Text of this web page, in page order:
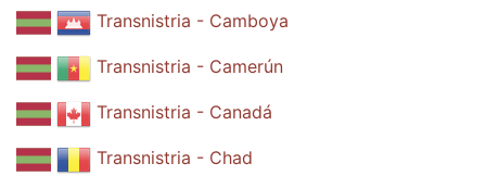
Transnistria - Camboya
Transnistria - Camerún
Transnistria - Canadá
Transnistria - Chad